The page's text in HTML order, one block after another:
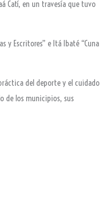
Catí, en un travesía que tuvo
y Escritores” e Itá Ibaté “Cuna
del deporte y el cuidado
de los municipios, sus